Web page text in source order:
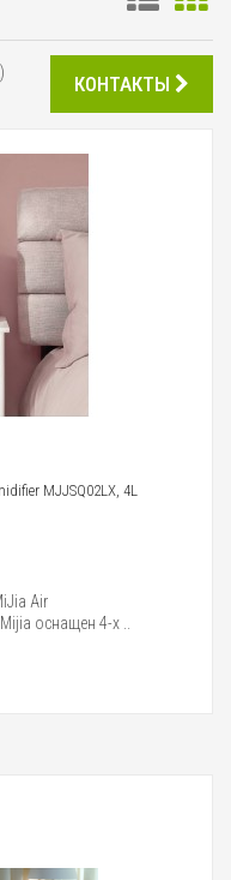
КОНТАКТЫ
MJJSQ02LX, 4L
Air
оснащен 4-х ..